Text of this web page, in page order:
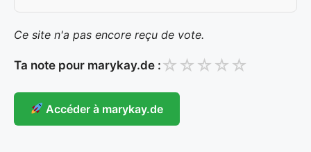
Ce site n'a pas encore reçu de vote.
Ta note pour marykay.de : ☆ ☆ ☆ ☆ ☆
Accéder à marykay.de